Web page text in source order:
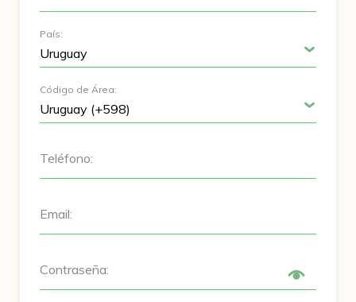
País:
Código de Área:
Teléfono:
Email:
Contraseña: